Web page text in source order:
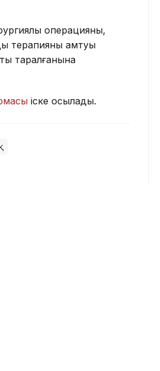
операцияны,
терапияны қамтуы
таралғанына
іске қосылады.